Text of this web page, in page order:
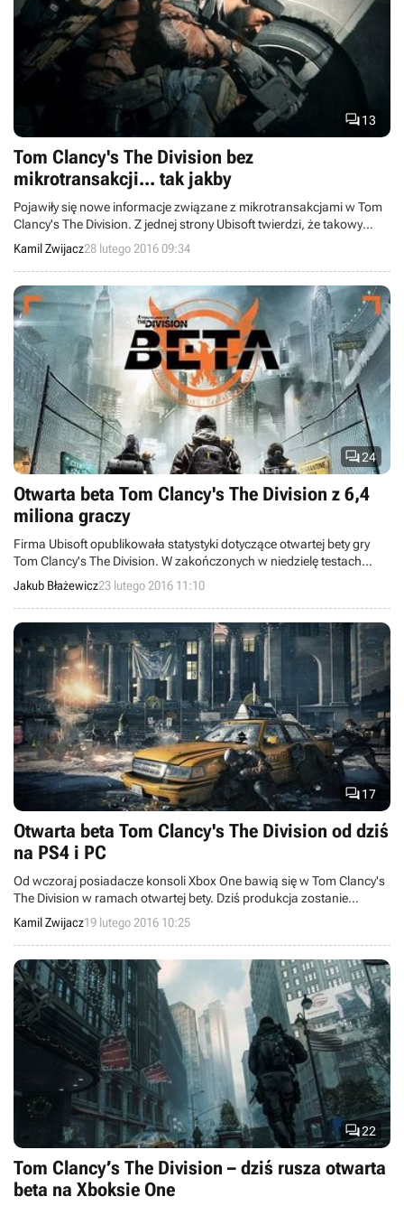
13
Tom Clancy's The Division bez
mikrotransakcji... tak jakby
Pojawiły się nowe informacje związane z mikrotransakcjami w Tom
Clancy's The Division. Z jednej strony Ubisoft twierdzi, że takowy
system nie zostanie zastosowany w nadchodzącej produkcji, ale z
drugiej jest mowa o DLC z kosmetycznymi elementami. Jakkolwiek
by nie było, pewnym jest, że w grze nie spotkamy się z elementami
pay-to-win.
Kamil Zwijacz28 lutego 2016 09:34
24
Otwarta beta Tom Clancy's The Division z 6,4
miliona graczy
Firma Ubisoft opublikowała statystyki dotyczące otwartej bety gry
Tom Clancy's The Division. W zakończonych w niedzielę testach
wzięło udział 6,4 miliona graczy, z których każdy spędził średnio
prawie 5 godzin w świecie gry.
Jakub Błażewicz23 lutego 2016 11:10
17
Otwarta beta Tom Clancy's The Division od dziś
na PS4 i PC
Od wczoraj posiadacze konsoli Xbox One bawią się w Tom Clancy's
The Division w ramach otwartej bety. Dziś produkcja zostanie
udostępniona także użytkownikom PlayStation 4 i PC-tów.
Kamil Zwijacz19 lutego 2016 10:25
22
Tom Clancy’s The Division – dziś rusza otwarta
beta na Xboksie One